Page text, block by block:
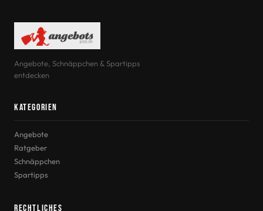
Angebote, Schnäppchen & Spartipps
entdecken
Kategorien
Angebote
Ratgeber
Schnäppchen
Spartipps
Rechtliches